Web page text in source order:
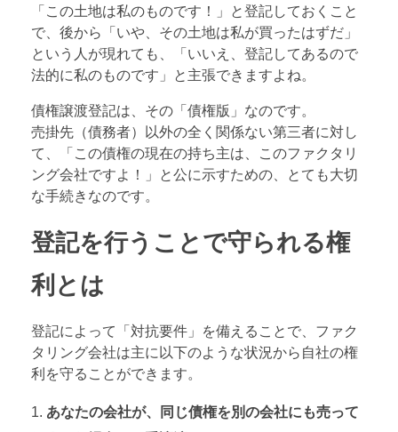
「この土地は私のものです！」と登記しておくこと
で、後から「いや、その土地は私が買ったはずだ」
という人が現れても、「いいえ、登記してあるので
法的に私のものです」と主張できますよね。
債権譲渡登記は、その「債権版」なのです。
売掛先（債務者）以外の全く関係ない第三者に対し
て、「この債権の現在の持ち主は、このファクタリ
ング会社ですよ！」と公に示すための、とても大切
な手続きなのです。
登記を行うことで守られる権
利とは
登記によって「対抗要件」を備えることで、ファク
タリング会社は主に以下のような状況から自社の権
利を守ることができます。
あなたの会社が、同じ債権を別の会社にも売って